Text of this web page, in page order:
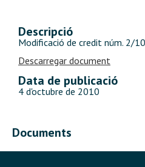
Descripció
Modificació de credit núm. 2/10
Descarregar document
Data de publicació
4 d'octubre de 2010
Documents